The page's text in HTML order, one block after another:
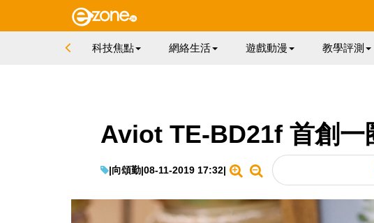
科技焦點 網絡生活 遊戲動漫 教學評測
Aviot TE-BD21f 首創一
|向頌勤|08-11-2019 17:32|